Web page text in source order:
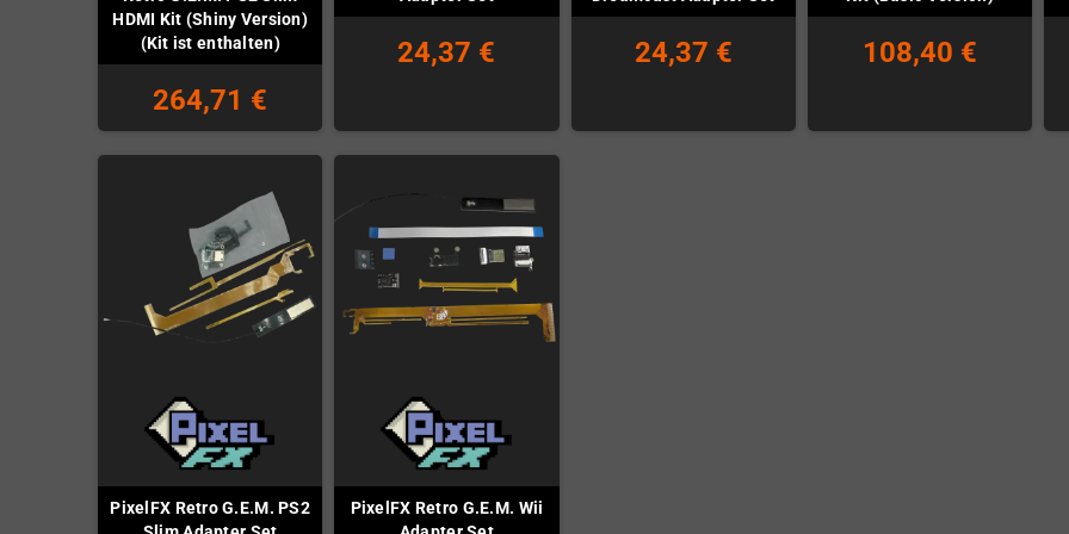
HDMI Kit (Shiny Version)
(Kit ist enthalten)
264,71 €
24,37 € 24,37 € 108,40 €
PixelFX Retro G.E.M. PS2
PixelFX Retro G.E.M. Wii